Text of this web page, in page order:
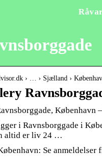
› … › Sjælland ›
København
i Ravnsborggade i
altid er liv 24 …
Se